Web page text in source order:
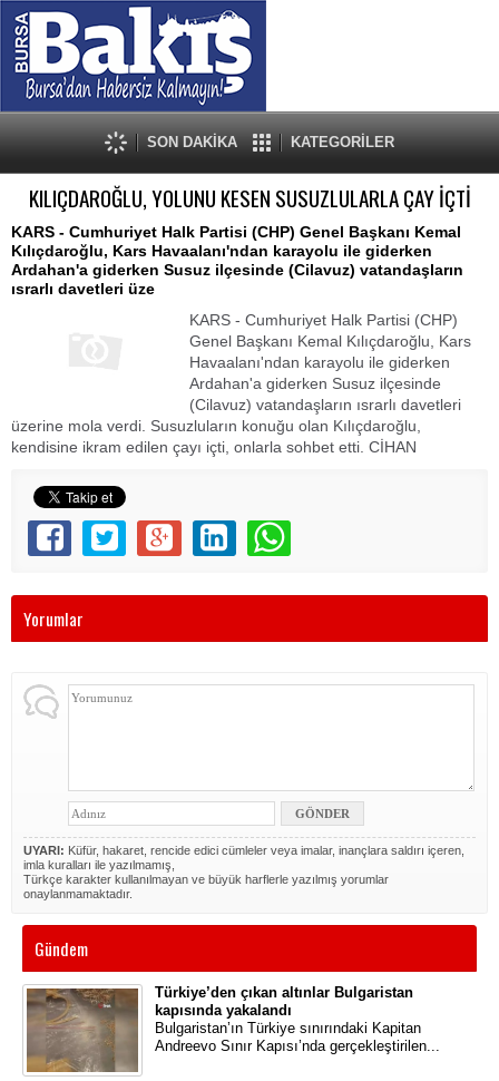
SON DAKİKA KATEGORİLER
KILIÇDAROĞLU, YOLUNU KESEN SUSUZLULARLA ÇAY İÇTİ
KARS - Cumhuriyet Halk Partisi (CHP) Genel Başkanı Kemal
Kılıçdaroğlu, Kars Havaalanı'ndan karayolu ile giderken
Ardahan'a giderken Susuz ilçesinde (Cilavuz) vatandaşların
ısrarlı davetleri üze
KARS - Cumhuriyet Halk Partisi (CHP)
Genel Başkanı Kemal Kılıçdaroğlu, Kars
Havaalanı'ndan karayolu ile giderken
Ardahan'a giderken Susuz ilçesinde
(Cilavuz) vatandaşların ısrarlı davetleri
üzerine mola verdi. Susuzluların konuğu olan Kılıçdaroğlu,
kendisine ikram edilen çayı içti, onlarla sohbet etti. CİHAN
Yorumlar
UYARI: Küfür, hakaret, rencide edici cümleler veya imalar, inançlara saldırı içeren,
imla kuralları ile yazılmamış,
Türkçe karakter kullanılmayan ve büyük harflerle yazılmış yorumlar
onaylanmamaktadır.
Gündem
Türkiye’den çıkan altınlar Bulgaristan
kapısında yakalandı
Bulgaristan’ın Türkiye sınırındaki Kapitan
Andreevo Sınır Kapısı’nda gerçekleştirilen...